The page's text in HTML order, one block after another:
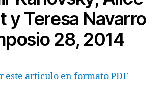
y Teresa Navarro
28, 2014
este articulo en formato PDF